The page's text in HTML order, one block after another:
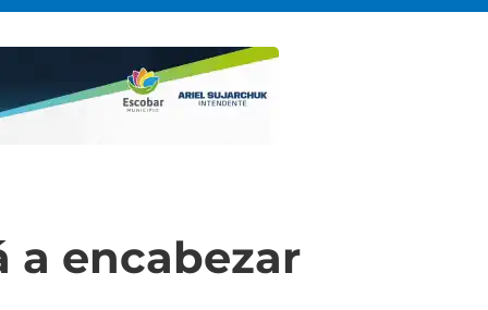
a encabezar